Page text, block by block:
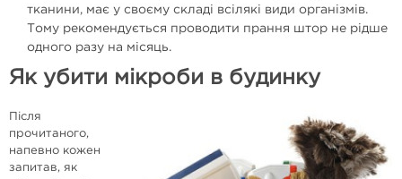
тканини, має у своєму складі всілякі види організмів.
Тому рекомендується проводити прання штор не рідше
одного разу на місяць.
Як убити мікроби в будинку
Після
прочитаного,
напевно кожен
запитав, як